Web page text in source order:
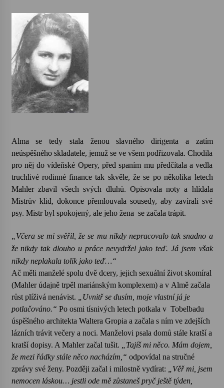
Alma se tedy stala ženou slavného dirigenta a zatím
neúspěšného skladatele, jemuž se ve všem podřizovala. Chodila
pro něj do vídeňské Opery, před spaním mu předčítala a vedla
truchlivé rodinné finance tak skvěle, že se po několika letech
Mahler zbavil všech svých dluhů. Opisovala noty a hlídala
Mistrův klid, dokonce přemlouvala sousedy, aby zavírali své
psy. Mistr byl spokojený, ale jeho žena se začala trápit.
„Včera se mi svěřil, že se mu nikdy nepracovalo tak snadno a
že nikdy tak dlouho u práce nevydržel jako teď. Já jsem však
nikdy neplakala tolik jako teď…“
Ač měli manželé spolu dvě dcery, jejich sexuální život skomíral
(Mahler údajně trpěl mariánským komplexem) a v Almě začala
růst plíživá nenávist.
„Uvnitř se dusím, moje vlastní já je
potlačováno.“ Po osmi tísnivých letech potkala v Tobelbadu
úspěšného architekta Waltera Gropia a začala s ním ve zdejších
lázních trávit večery a noci. Manželovi psala domů stále kratší a
kratší dopisy. A Mahler začal tušit.
„Tajíš mi něco. Mám dojem,
že mezi řádky stále něco nacházím,“ odpovídal na stručné
zprávy své ženy. Později začal i milostně vydírat:
„Věř mi, jsem
nemocen láskou… jestli ode mě zůstaneš pryč ještě týden,